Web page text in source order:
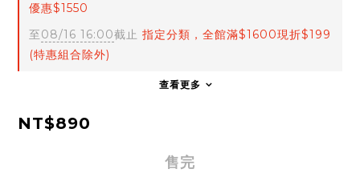
優惠$1550
至08/16 16:00截止 指定分類，全館滿$1600現折$199
(特惠組合除外)
查看更多
NT$890
售完